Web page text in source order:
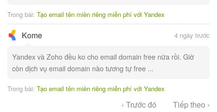
Trong bài: Tạo email tên miền riêng miễn phí với Yandex
Kome 4 ngày trước
Yandex và Zoho đều ko cho email domain free nữa rồi. Giờ
còn dịch vụ email domain nào tương tự free ...
Trong bài: Tạo email tên miền riêng miễn phí với Yandex
‹ Trước đó Tiếp theo ›